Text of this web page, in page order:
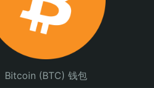
Bitcoin (BTC) 钱包